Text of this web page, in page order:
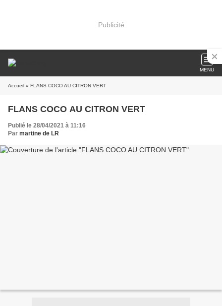
Publicité
MENU
Accueil » FLANS COCO AU CITRON VERT
FLANS COCO AU CITRON VERT
Publié le 28/04/2021 à 11:16
Par martine de LR